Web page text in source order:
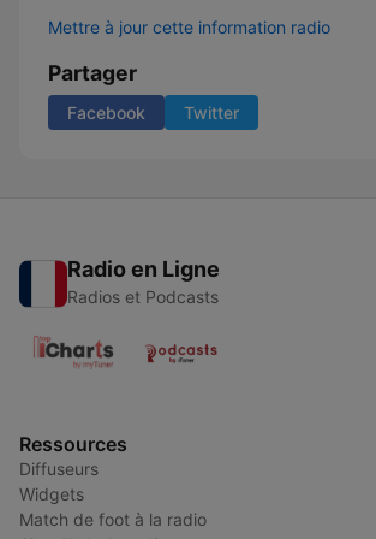
Mettre à jour cette information radio
Partager
Facebook Twitter
Radio en Ligne
Radios et Podcasts
Ressources
Diffuseurs
Widgets
Match de foot à la radio